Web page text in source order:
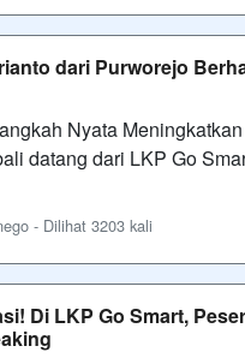
dari Purworejo
Nyata
datang dari LKP Go
- Dilihat 3203 kali
Di LKP Go Smart,